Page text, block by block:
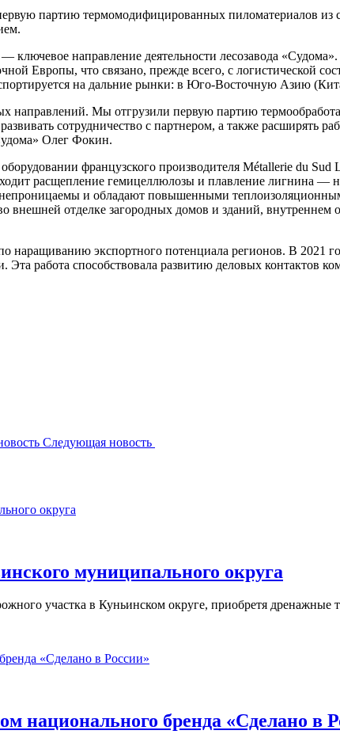
партию термомодифицированных пиломатериалов
направление деятельности лесозавода
Европы, что связано, прежде всего, с логистической
на дальние рынки: в Юго-Восточную Азию
направлений. Мы отгрузили первую партию
сотрудничество с партнером, а также расширять
Олег Фокин.
французского производителя Métallerie du
расщепление гемицеллюлозы и плавление лигнина —
и обладают повышенными
внешней отделке загородных домов и зданий,
наращиванию экспортного потенциала регионов. В 2021
работа способствовала развитию деловых контактов
Следующая новость
муниципального округа
участка в Куньинском округе, приобретя
национального бренда «Сделано в